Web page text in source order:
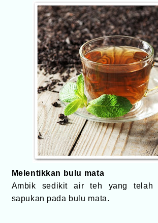
Melentikkan bulu mata
Ambik sedikit air teh yang telah
sapukan pada bulu mata.